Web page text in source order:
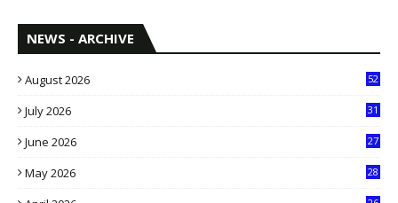
NEWS - ARCHIVE
August 2026 52
July 2026
31
June 2026
27
May 2026
28